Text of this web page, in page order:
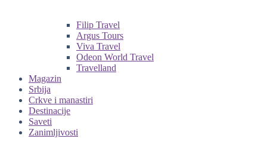
Filip Travel
Argus Tours
Viva Travel
Odeon World Travel
Travelland
Magazin
Srbija
Crkve i manastiri
Destinacije
Saveti
Zanimljivosti